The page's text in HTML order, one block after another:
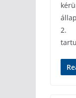
2.